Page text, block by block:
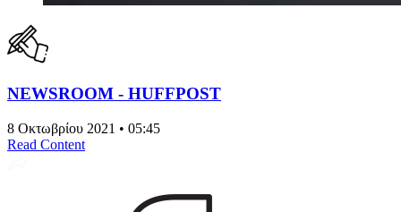
NEWSROOM - HUFFPOST
8 Οκτωβρίου 2021 • 05:45
Read Content